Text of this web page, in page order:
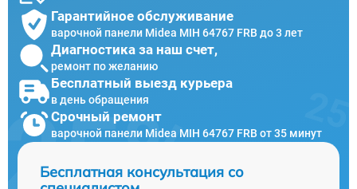
Гарантийное обслуживание
варочной панели Midea MIH 64767 FRB до 3 лет
Диагностика за наш счет,
ремонт по желанию
Бесплатный выезд курьера
в день обращения
Срочный ремонт
варочной панели Midea MIH 64767 FRB от 35 минут
Бесплатная консультация со